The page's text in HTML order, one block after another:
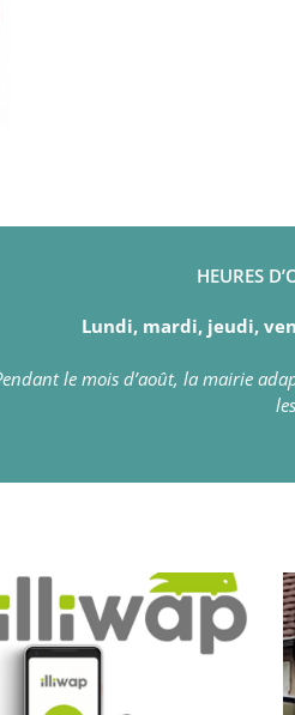
HEURES
Lundi, mardi, jeudi,
le mois d’août, la mairie